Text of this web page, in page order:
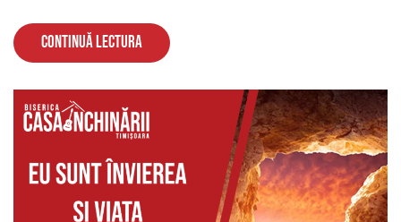
Continuă lectura